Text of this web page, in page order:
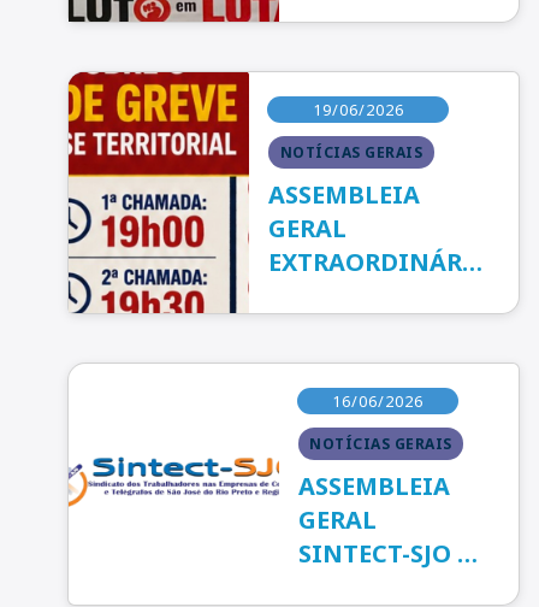
NOTÍCIAS GERAIS
19/06/2026
ASSEMBLEIA
GERAL
EXTRAORDINÁRIA
NOTÍCIAS GERAIS
16/06/2026
ASSEMBLEIA
GERAL
SINTECT-SJO O